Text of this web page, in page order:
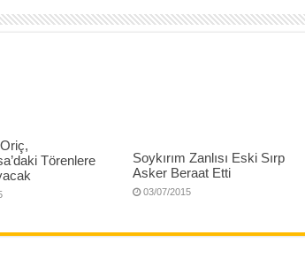
Törenlere
Soykırım Zanlısı Eski Sırp
Asker Beraat Etti
03/07/2015